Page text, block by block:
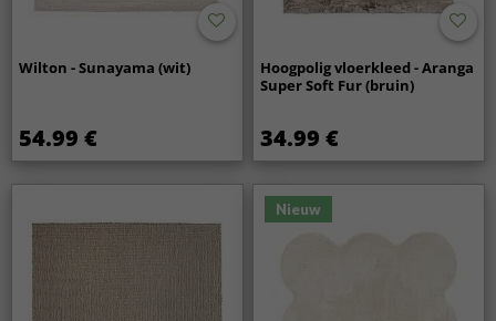
Wilton - Sunayama (wit)
54.99 €
Hoogpolig vloerkleed - Aranga
Super Soft Fur (bruin)
34.99 €
Nieuw